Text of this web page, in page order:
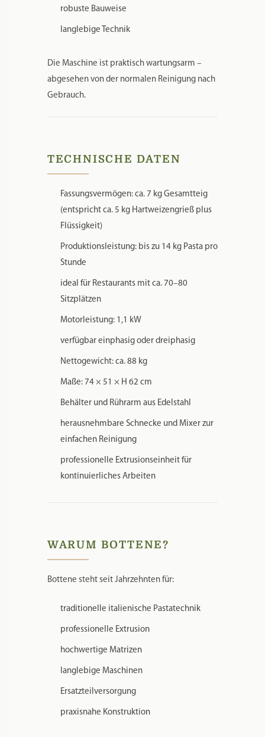
robuste Bauweise
langlebige Technik
Die Maschine ist praktisch wartungsarm –
abgesehen von der normalen Reinigung nach
Gebrauch.
TECHNISCHE DATEN
Fassungsvermögen: ca. 7 kg Gesamtteig
(entspricht ca. 5 kg Hartweizengrieß plus
Flüssigkeit)
Produktionsleistung: bis zu 14 kg Pasta pro
Stunde
ideal für Restaurants mit ca. 70–80
Sitzplätzen
Motorleistung: 1,1 kW
verfügbar einphasig oder dreiphasig
Nettogewicht: ca. 88 kg
Maße: 74 × 51 × H 62 cm
Behälter und Rührarm aus Edelstahl
herausnehmbare Schnecke und Mixer zur
einfachen Reinigung
professionelle Extrusionseinheit für
kontinuierliches Arbeiten
WARUM BOTTENE?
Bottene steht seit Jahrzehnten für:
traditionelle italienische Pastatechnik
professionelle Extrusion
hochwertige Matrizen
langlebige Maschinen
Ersatzteilversorgung
praxisnahe Konstruktion